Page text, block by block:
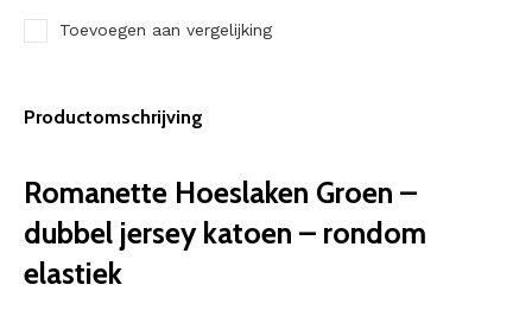
Toevoegen aan vergelijking
Productomschrijving
Romanette Hoeslaken Groen –
dubbel jersey katoen – rondom
elastiek